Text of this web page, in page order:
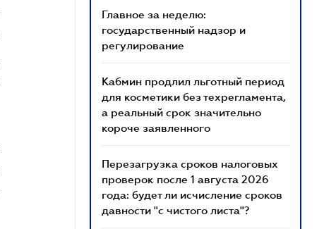
Главное за неделю:
государственный надзор и
регулирование
Кабмин продлил льготный период
для косметики без техрегламента,
а реальный срок значительно
короче заявленного
Перезагрузка сроков налоговых
проверок после 1 августа 2026
года: будет ли исчисление сроков
давности "с чистого листа"?